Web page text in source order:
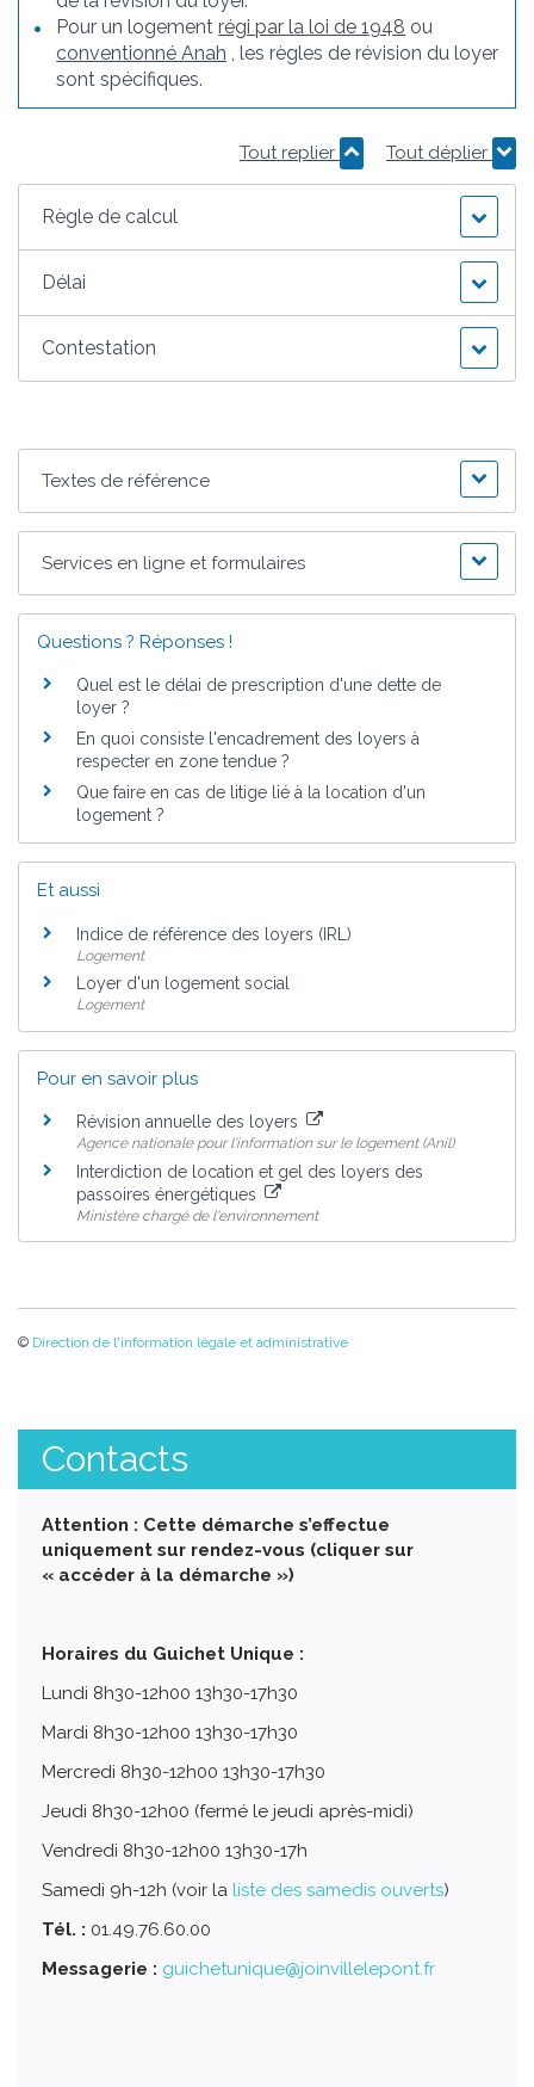
Pour un logementrégi par la loi de 1948 ou
conventionné Anah , les règles de révision du loyer
sont spécifiques.
Tout replier Tout déplier
Règle de calcul
Délai
Contestation
Textes de référence
Services en ligne et formulaires
Questions ? Réponses !
Quel est le délai de prescription d'une dette de
loyer ?
En quoi consiste l'encadrement des loyers à
respecter en zone tendue ?
Que faire en cas de litige lié à la location d'un
logement ?
Et aussi
Indice de référence des loyers (IRL)
Logement
Loyer d'un logement social
Logement
Pour en savoir plus
Révision annuelle des loyers
Agence nationale pour l'information sur le logement (Anil)
Interdiction de location et gel des loyers des
passoires énergétiques
Ministère chargé de l'environnement
© Direction de l'information légale et administrative
Contacts
Attention : Cette démarche s’effectue
uniquement sur rendez-vous (cliquer sur
« accéder à la démarche »)
Horaires du Guichet Unique :
Lundi 8h30-12h00 13h30-17h30
Mardi 8h30-12h00 13h30-17h30
Mercredi 8h30-12h00 13h30-17h30
Jeudi 8h30-12h00 (fermé le jeudi après-midi)
Vendredi 8h30-12h00 13h30-17h
Samedi 9h-12h (voir la liste des samedis ouverts)
Tél. : 01.49.76.60.00
Messagerie : guichetunique@joinvillelepont.fr